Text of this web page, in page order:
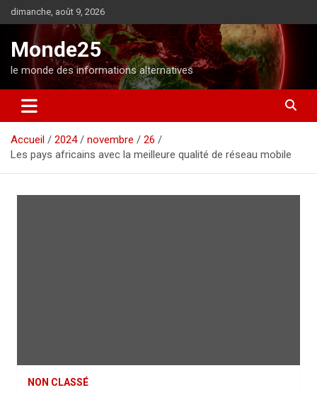
l
o
e
dimanche, août 9, 2026
Monde25
le monde des informations alternatives
Accueil 2024 novembre
26
Les pays africains avec la meilleure qualité de réseau mobile
NON CLASSÉ